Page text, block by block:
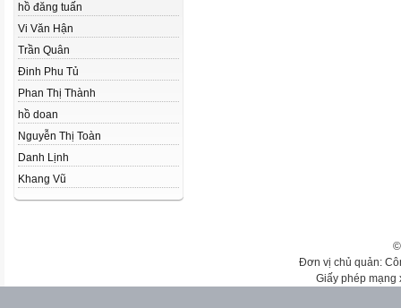
hồ đăng tuấn
Vi Văn Hận
Trần Quân
Đinh Phu Tủ
Phan Thị Thành
hồ doan
Nguyễn Thị Toàn
Danh Lịnh
Khang Vũ
Đơn vị chủ quản:
Giấy phép mạng